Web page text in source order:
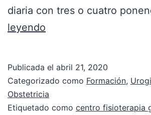
diaria con tres o cuatro
leyendo
Publicada el abril 21, 2020
Categorizado como Formación,
Obstetricia
Etiquetado como centro fisioterapia